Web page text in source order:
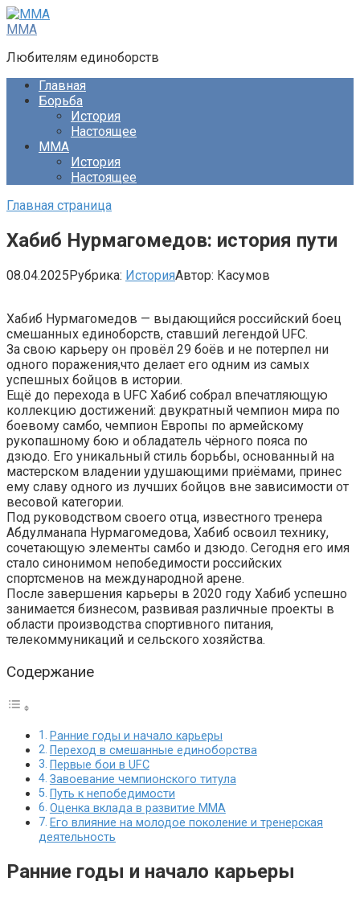
Перейти
к
ММА
Любителям единоборств
Главная
Борьба
История
Настоящее
ММА
История
Настоящее
Главная страница
Хабиб Нурмагомедов: история пути
08.04.2025Рубрика: ИсторияАвтор: Касумов
Хабиб Нурмагомедов — выдающийся российский боец
смешанных единоборств, ставший легендой UFC.
За свою карьеру он провёл 29 боёв и не потерпел ни
одного поражения,что делает его одним из самых
успешных бойцов в истории.
Ещё до перехода в UFC Хабиб собрал впечатляющую
коллекцию достижений: двукратный чемпион мира по
боевому самбо, чемпион Европы по армейскому
рукопашному бою и обладатель чёрного пояса по
дзюдо. Его уникальный стиль борьбы, основанный на
мастерском владении удушающими приёмами, принес
ему славу одного из лучших бойцов вне зависимости от
весовой категории.
Под руководством своего отца, известного тренера
Абдулманапа Нурмагомедова, Хабиб освоил технику,
сочетающую элементы самбо и дзюдо. Сегодня его имя
стало синонимом непобедимости российских
спортсменов на международной арене.
После завершения карьеры в 2020 году Хабиб успешно
занимается бизнесом, развивая различные проекты в
области производства спортивного питания,
телекоммуникаций и сельского хозяйства.
Содержание
Ранние годы и начало карьеры
Переход в смешанные единоборства
Первые бои в UFC
Завоевание чемпионского титула
Путь к непобедимости
Оценка вклада в развитие ММА
Его влияние на молодое поколение и тренерская
деятельность
Ранние годы и начало карьеры